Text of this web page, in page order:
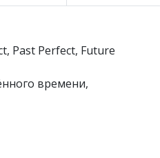
Past Perfect, Future
времени,